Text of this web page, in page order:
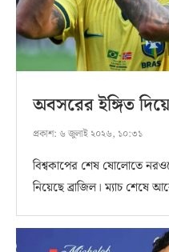
অবসরের ইঙ্গিত
প্রকাশ: ৬ জুলাই ২০২৬, ১০:৩১
বিশ্বকাপের শেষ ষোলোতে
নিয়েছে ব্রাজিল। ম্যাচ শেষে